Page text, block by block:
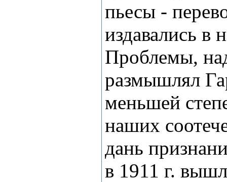
пьесы -
издавались в
Проблемы,
размышлял
меньшей
наших
дань
в 1911 г.